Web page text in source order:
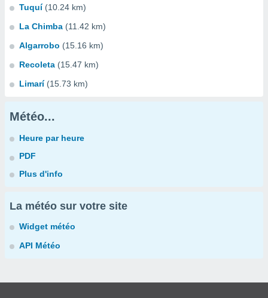
Tuquí (10.24 km)
La Chimba (11.42 km)
Algarrobo (15.16 km)
Recoleta (15.47 km)
Limarí (15.73 km)
Météo...
Heure par heure
PDF
Plus d'info
La météo sur votre site
Widget météo
API Météo